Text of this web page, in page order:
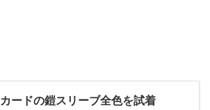
カードの鎧スリーブ全色を試着